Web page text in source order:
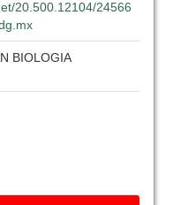
20.500.12104/24566
BIOLOGIA